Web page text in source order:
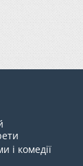
і комедії